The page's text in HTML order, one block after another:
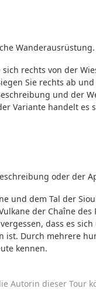
Wanderausrüstung.
rechts von der
Sie rechts ab
und der
Variante handelt es
oder der
und dem Tal der
der Chaîne des
dass es
ist. Durch mehrere
kennen.
Autorin dieser Tour